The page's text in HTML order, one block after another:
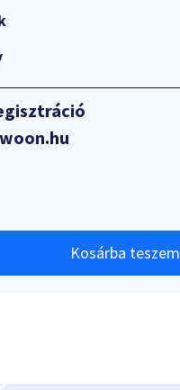
Kosárba teszem